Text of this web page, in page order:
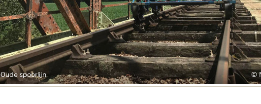
Oude spoorlijn ©